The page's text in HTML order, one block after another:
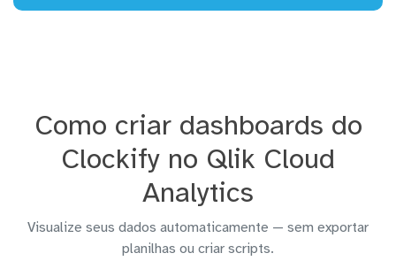
Como criar dashboards do
Clockify no Qlik Cloud
Analytics
Visualize seus dados automaticamente — sem exportar
planilhas ou criar scripts.